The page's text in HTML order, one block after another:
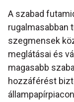
A szabad
rugalmasabban
szegmensek
meglátásai és
magasabb
hozzáférést